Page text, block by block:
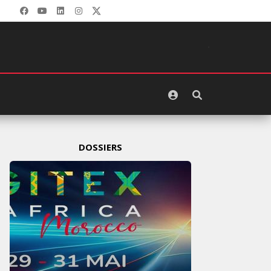
DOSSIERS
GITEX AFRICA : LES NOUVELLES